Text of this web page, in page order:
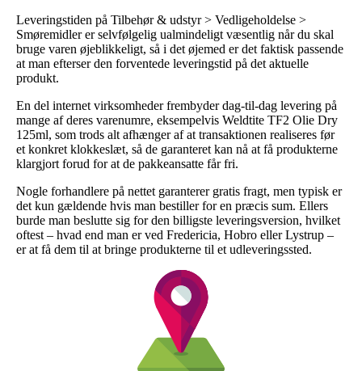
Leveringstiden på Tilbehør & udstyr > Vedligeholdelse >
Smøremidler er selvfølgelig ualmindeligt væsentlig når du skal
bruge varen øjeblikkeligt, så i det øjemed er det faktisk passende
at man efterser den forventede leveringstid på det aktuelle
produkt.
En del internet virksomheder frembyder dag-til-dag levering på
mange af deres varenumre, eksempelvis Weldtite TF2 Olie Dry
125ml, som trods alt afhænger af at transaktionen realiseres før
et konkret klokkeslæt, så de garanteret kan nå at få produkterne
klargjort forud for at de pakkeansatte får fri.
Nogle forhandlere på nettet garanterer gratis fragt, men typisk er
det kun gældende hvis man bestiller for en præcis sum. Ellers
burde man beslutte sig for den billigste leveringsversion, hvilket
oftest – hvad end man er ved Fredericia, Hobro eller Lystrup –
er at få dem til at bringe produkterne til et udleveringssted.